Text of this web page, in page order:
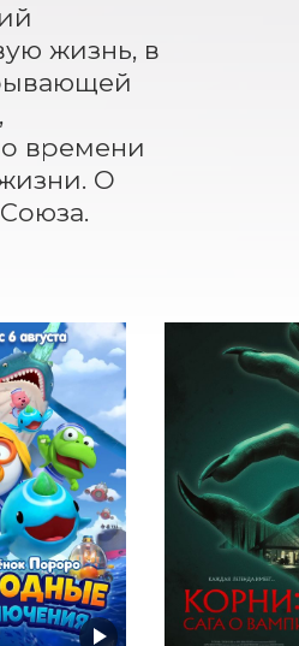
жизнь, в
о времени
О